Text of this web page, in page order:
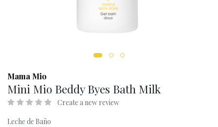
Mama Mio
Mini Mio Beddy Byes Bath Milk
Create a new review
Leche de Baño